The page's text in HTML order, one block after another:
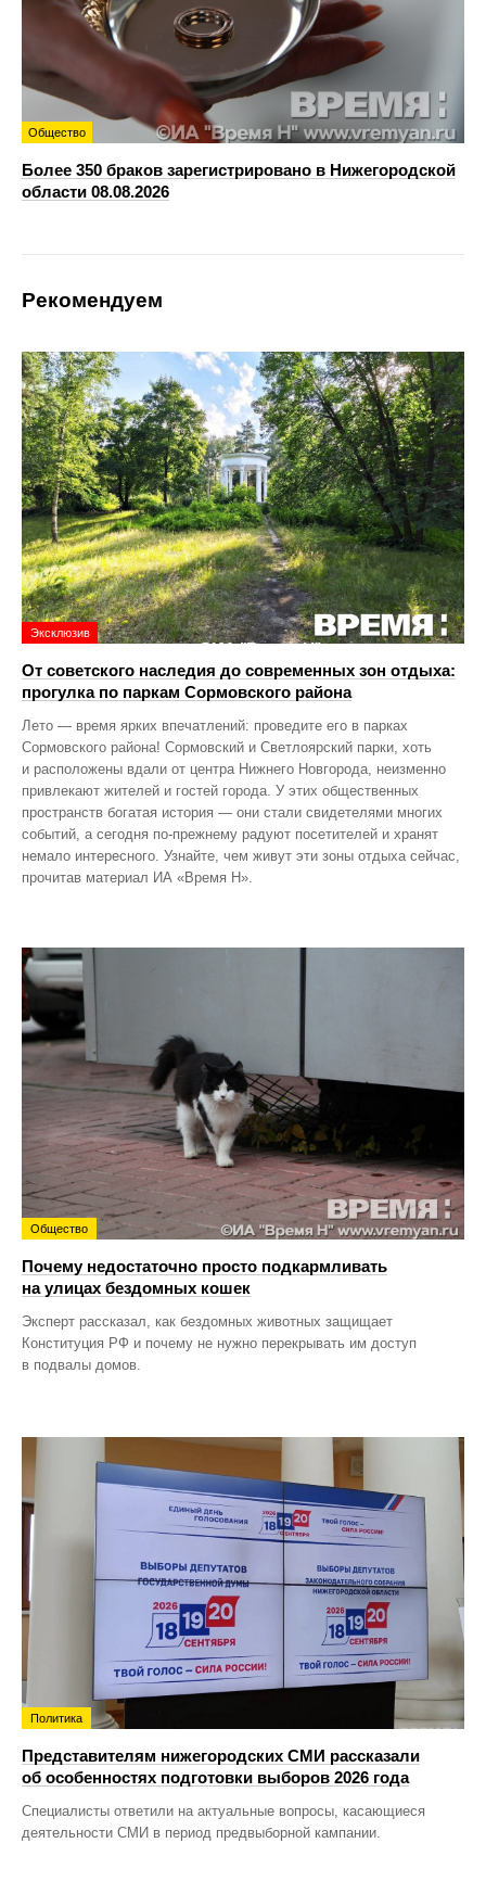
Общество
Более 350 браков зарегистрировано в Нижегородской
области 08.08.2026
Рекомендуем
Эксклюзив
От советского наследия до современных зон отдыха:
прогулка по паркам Сормовского района
Лето — время ярких впечатлений: проведите его в парках
Сормовского района! Сормовский и Светлоярский парки, хоть
и расположены вдали от центра Нижнего Новгорода, неизменно
привлекают жителей и гостей города. У этих общественных
пространств богатая история — они стали свидетелями многих
событий, а сегодня по‑прежнему радуют посетителей и хранят
немало интересного. Узнайте, чем живут эти зоны отдыха сейчас,
прочитав материал ИА «Время Н».
Общество
Почему недостаточно просто подкармливать
на улицах бездомных кошек
Эксперт рассказал, как бездомных животных защищает
Конституция РФ и почему не нужно перекрывать им доступ
в подвалы домов.
Политика
Представителям нижегородских СМИ рассказали
об особенностях подготовки выборов 2026 года
Специалисты ответили на актуальные вопросы, касающиеся
деятельности СМИ в период предвыборной кампании.